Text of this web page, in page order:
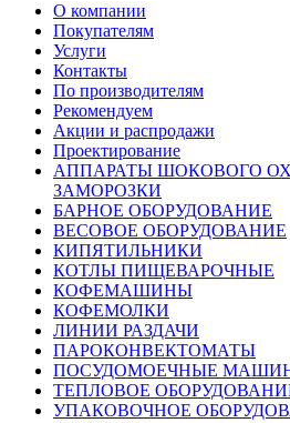
О компании
Покупателям
Услуги
Контакты
По производителям
Рекомендуем
Акции и распродажи
Проектирование
АППАРАТЫ ШОКОВОГО
ЗАМОРОЗКИ
БАРНОЕ ОБОРУДОВАНИЕ
ВЕСОВОЕ ОБОРУДОВАНИЕ
КИПЯТИЛЬНИКИ
КОТЛЫ ПИЩЕВАРОЧНЫЕ
КОФЕМАШИНЫ
КОФЕМОЛКИ
ЛИНИИ РАЗДАЧИ
ПАРОКОНВЕКТОМАТЫ
ПОСУДОМОЕЧНЫЕ
ТЕПЛОВОЕ
УПАКОВОЧНОЕ